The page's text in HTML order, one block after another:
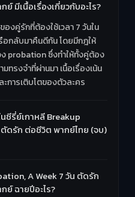
มีเนื้อเรื่องเกี่ยวกับอะไร?
องคู่รักที่ต้องใช้เวลา 7 วันใน
อกลับมาคืนดีกัน โดยมีกฎให้
probation ซึ่งทำให้ทั้งคู่ต้อง
ทรงจำที่ผ่านมา เนื้อเรื่องเน้น
การเติบโตของตัวละคร
ซีรี่ย์เกาหลี Breakup
ดรัก ต่อชีวิต พากย์ไทย (จบ)
A Week 7 วัน ตัดรัก
ย์ ฉายปีอะไร?